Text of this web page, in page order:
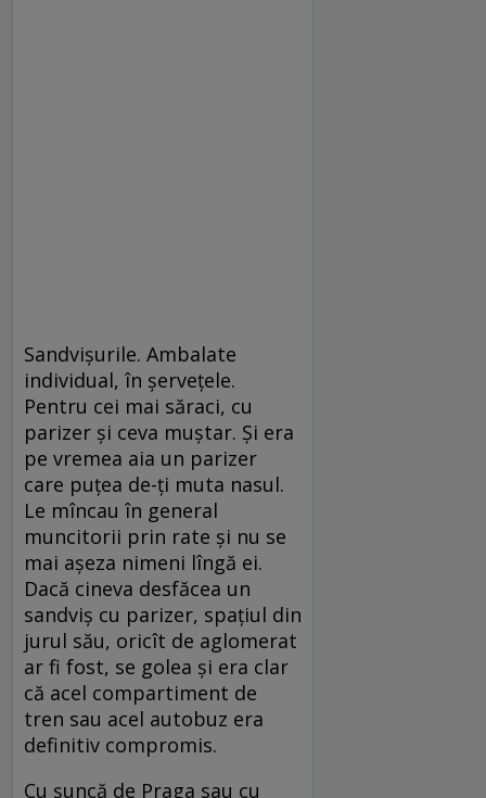
Sandvișurile. Ambalate
individual, în șervețele.
Pentru cei mai săraci, cu
parizer și ceva muștar. Și era
pe vremea aia un parizer
care puțea de-ți muta nasul.
Le mîncau în general
muncitorii prin rate și nu se
mai așeza nimeni lîngă ei.
Dacă cineva desfăcea un
sandviș cu parizer, spațiul din
jurul său, oricît de aglomerat
ar fi fost, se golea și era clar
că acel compartiment de
tren sau acel autobuz era
definitiv compromis.
Cu șuncă de Praga sau cu